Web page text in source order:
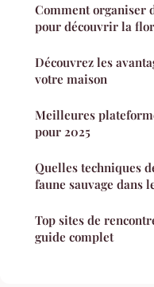
Comment organiser
pour découvrir la
Découvrez les
votre maison
Meilleures
pour 2025
Quelles techniques
faune sauvage dans
Top sites de
guide complet